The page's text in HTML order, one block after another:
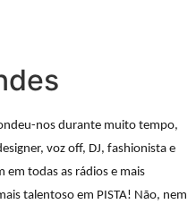
nos durante muito tempo,
voz off, DJ, fashionista e
em todas as rádios e mais
talentoso em PISTA! Não, nem